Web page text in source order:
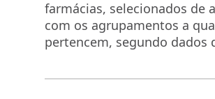
farmácias, selecionados de
com os agrupamentos a
pertencem, segundo dados